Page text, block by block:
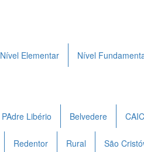
Nível Elementar Nível
PAdre Libério Belvedere CAIC
Redentor Rural São